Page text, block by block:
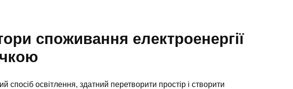
споживання електроенергії
спосіб освітлення, здатний перетворити простір і створити